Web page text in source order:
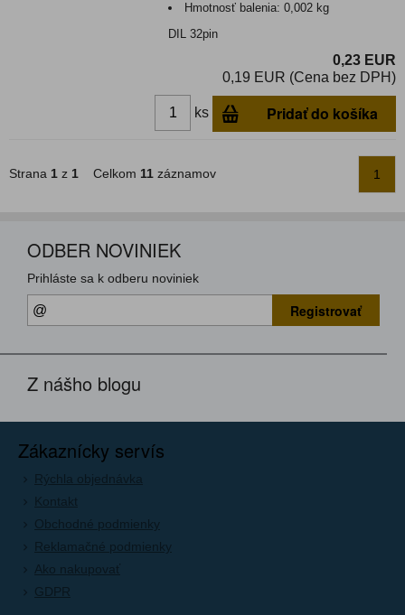
Hmotnosť balenia:0,002 kg
DIL 32pin
0,23 EUR
0,19 EUR (Cena bez DPH)
ks Pridať do košíka
Strana 1 z 1 Celkom 11 záznamov 1
ODBER NOVINIEK
Prihláste sa k odberu noviniek
Registrovať
Z nášho blogu
Zákaznícky servís
Rýchla objednávka
Kontakt
Obchodné podmienky
Reklamačné podmienky
Ako nakupovať
GDPR